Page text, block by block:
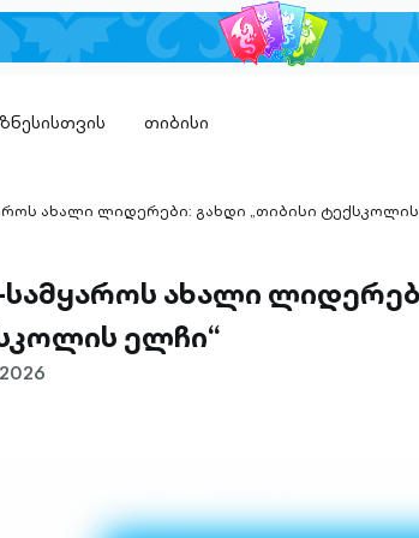
თიბისი
ახალი ლიდერები: გახდი „თიბისი
ახალი
ელჩი“